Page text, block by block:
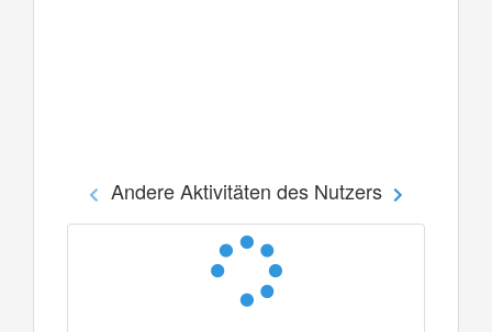
Andere Aktivitäten des Nutzers